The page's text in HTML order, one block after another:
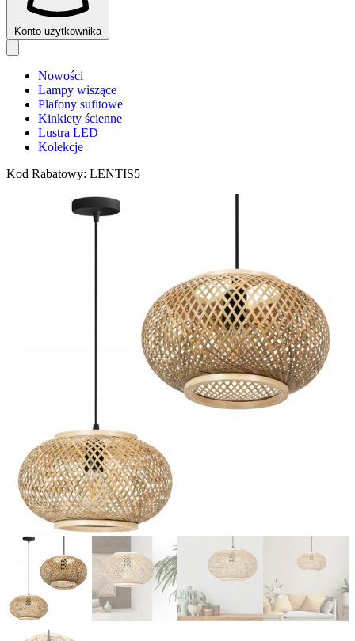
Konto użytkownika
Nowości
Lampy wiszące
Plafony sufitowe
Kinkiety ścienne
Lustra LED
Kolekcje
Kod Rabatowy: LENTIS5